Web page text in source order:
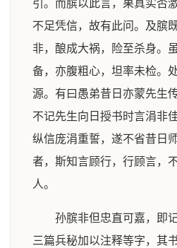
引。而膑以此言，果真实否
不足凭信，故有此问。及膑
非，酿成大祸，险至杀身。
备，亦腹粗心，坦率未检。
源。有曰愚弟昔日亦蒙先生
不记先生向日授书时言涓非
纵信庞涓重誓，遂不省昔日
者，斯知言顾行，行顾言，
人。
孙膑非但忠直可嘉，即
三篇兵秘加以注释等字，其